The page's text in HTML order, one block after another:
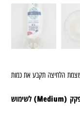
הלחיצה תקבע את כמות
(
Medium
)לשימוש